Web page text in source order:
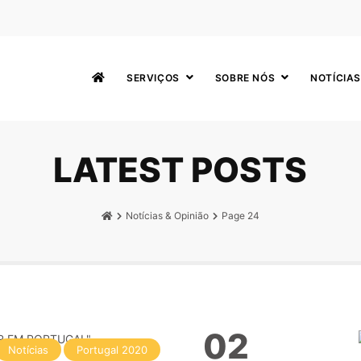
SERVIÇOS SOBRE NÓS
LATEST POSTS
Notícias & Opinião Page 24
Notícias Portugal 2020 02